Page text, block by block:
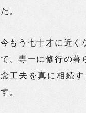
た。
今もう七十才に近く
て、専一に修行の暮
念工夫を真に相続
す。